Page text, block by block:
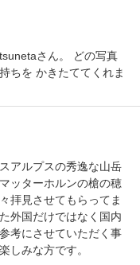
さん。 どの写真
ちを かきたててくれま
アルプスの秀逸な山岳
ッターホルンの槍の穂
拝見させてもらってま
外国だけではなく国内
考にさせていただく事
しみな方です。